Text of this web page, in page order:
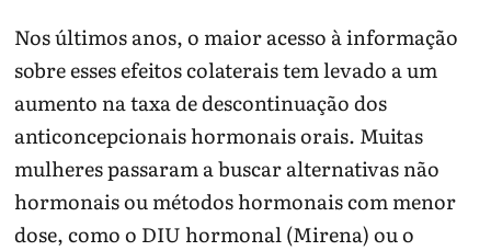
Nos últimos anos, o maior acesso à informação
sobre esses efeitos colaterais tem levado a um
aumento na taxa de descontinuação dos
anticoncepcionais hormonais orais. Muitas
mulheres passaram a buscar alternativas não
hormonais ou métodos hormonais com menor
dose, como o DIU hormonal (Mirena) ou o